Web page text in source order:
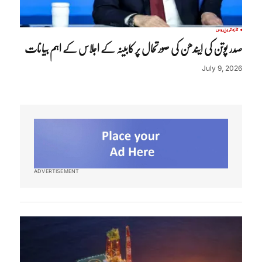
تازہ ترینروس
صدر پوتن کی ایندھن کی صورتحال پر کابینہ کے اجلاس کے اہم بیانات
July 9, 2026
ADVERTISEMENT